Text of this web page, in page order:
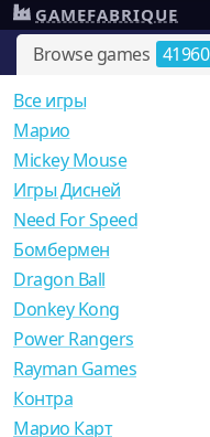
Browse games 41960
GAMEFABRIQUE
Все игры
Mарио
Mickey Mouse
Игры Дисней
Need For Speed
Бомбермен
Dragon Ball
Donkey Kong
Power Rangers
Rayman Games
Контра
Марио Карт